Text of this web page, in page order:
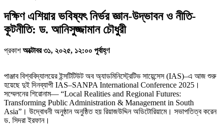
দক্ষিণ এশিয়ার ভবিষ্যৎ নির্ভর জ্ঞান-উদ্ভাবন ও নীতি-
কূটনীতি: ড. আনিসুজ্জামান চৌধুরী
প্রকাশঅক্টোবর ৩১, ২০২৫, ১২:০০ পূর্বাহ্ণ
পাঞ্জাব বিশ্ববিদ্যালয়ের ইন্সটিটিউট অব অ্যাডমিনিস্ট্রেটিভ সায়েন্সেস (IAS)–এ আজ শুরু
হয়েছে দুই দিনব্যাপী IAS–SANPA International Conference 2025।
সম্মেলনের শিরোনাম— “Local Realities and Regional Futures:
Transforming Public Administration & Management in South
Asia”। উদ্বোধনী অনুষ্ঠান অনুষ্ঠিত হয় রিয়াজউদ্দিন অডিটোরিয়ামে। সভাপতিত্ব করেন
ড. সিদরা ইরফান।